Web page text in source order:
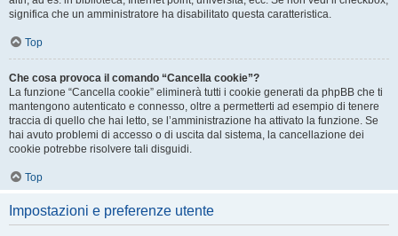
significa che un amministratore ha disabilitato questa caratteristica.
Top
Che cosa provoca il comando “Cancella cookie”?
La funzione “Cancella cookie” eliminerà tutti i cookie generati da phpBB che ti
mantengono autenticato e connesso, oltre a permetterti ad esempio di tenere
traccia di quello che hai letto, se l’amministrazione ha attivato la funzione. Se
hai avuto problemi di accesso o di uscita dal sistema, la cancellazione dei
cookie potrebbe risolvere tali disguidi.
Top
Impostazioni e preferenze utente